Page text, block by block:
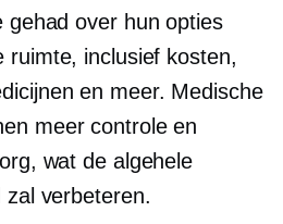
gehad over hun opties
ruimte, inclusief kosten,
en meer. Medische
meer controle en
wat de algehele
zal verbeteren.